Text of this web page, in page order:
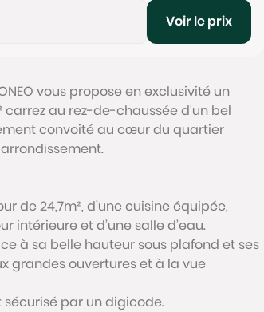
Voir le prix
vous propose en exclusivité un
au rez-de-chaussée d'un bel
convoité au cœur du quartier
de 24,7m², d’une cuisine équipée,
intérieure et d’une salle d’eau.
à sa belle hauteur sous plafond et ses
grandes ouvertures et à la vue
sécurisé par un digicode.